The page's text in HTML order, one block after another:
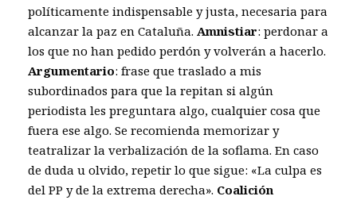
políticamente indispensable y justa, necesaria para
alcanzar la paz en Cataluña. Amnistiar: perdonar a
los que no han pedido perdón y volverán a hacerlo.
Argumentario: frase que traslado a mis
subordinados para que la repitan si algún
periodista les preguntara algo, cualquier cosa que
fuera ese algo. Se recomienda memorizar y
teatralizar la verbalización de la soflama. En caso
de duda u olvido, repetir lo que sigue: «La culpa es
del PP y de la extrema derecha». Coalición